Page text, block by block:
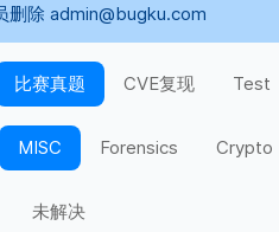
删除 admin@bugku.com
比赛真题 CVE复现 Test
MISC Forensics Crypto
未解决